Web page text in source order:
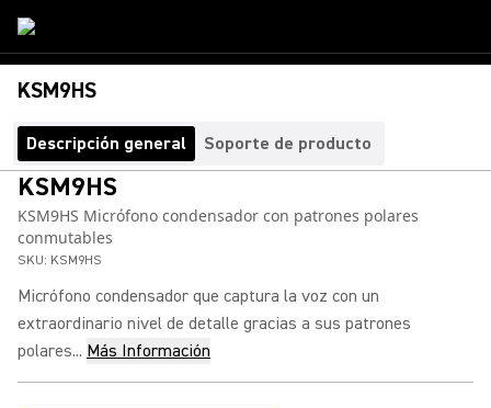
KSM9HS
Descripción general Soporte de producto
KSM9HS
KSM9HS Micrófono condensador con patrones polares
conmutables
SKU: KSM9HS
Micrófono condensador que captura la voz con un
extraordinario nivel de detalle gracias a sus patrones
polares... Más Información